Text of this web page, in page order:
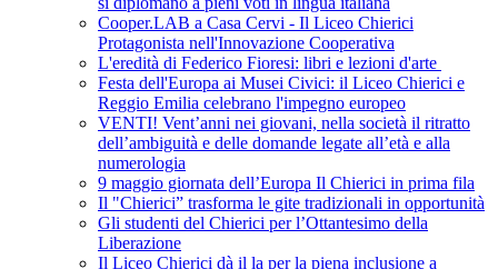
Cooper.LAB a Casa Cervi - Il Liceo Chierici
Protagonista nell'Innovazione Cooperativa
L'eredità di Federico Fioresi: libri e lezioni d'arte
Festa dell'Europa ai Musei Civici: il Liceo Chierici e
Reggio Emilia celebrano l'impegno europeo
VENTI! Vent’anni nei giovani, nella società il ritratto
dell’ambiguità e delle domande legate all’età e alla
numerologia
9 maggio giornata dell’Europa Il Chierici in prima fila
Il "Chierici” trasforma le gite tradizionali in opportunità
Gli studenti del Chierici per l’Ottantesimo della
Liberazione
Il Liceo Chierici dà il la per la piena inclusione a